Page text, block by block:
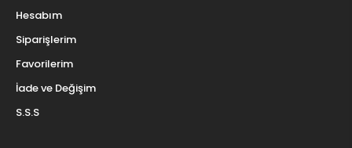
Hesabım
Siparişlerim
Favorilerim
İade ve Değişim
S.S.S